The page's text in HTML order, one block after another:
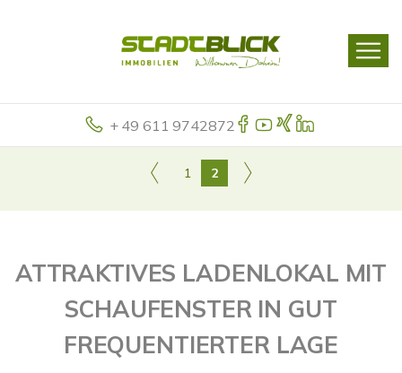
+ 49 611 9742872
1 2
ATTRAKTIVES LADENLOKAL MIT
SCHAUFENSTER IN GUT
FREQUENTIERTER LAGE